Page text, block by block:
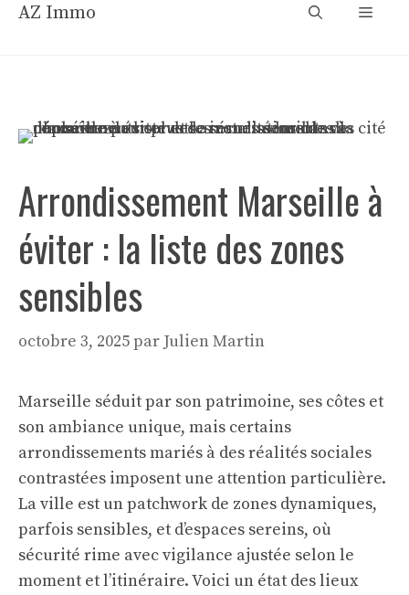
AllerAZ Immo Menu
Arrondissement Marseille à
éviter : la liste des zones
sensibles
octobre 3, 2025par Julien Martin
Marseille séduit par son patrimoine, ses côtes et
son ambiance unique, mais certains
arrondissements mariés à des réalités sociales
contrastées imposent une attention particulière.
La ville est un patchwork de zones dynamiques,
parfois sensibles, et d’espaces sereins, où
sécurité rime avec vigilance ajustée selon le
moment et l’itinéraire. Voici un état des lieux